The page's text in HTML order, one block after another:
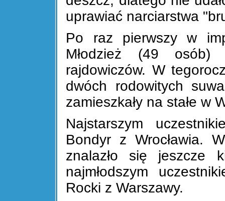
uprawiać narciarstwa
Po raz pierwszy w
Młodzież (49 osób)
rajdowiczów. W
dwóch rodowitych
zamieszkały na stałe w
Najstarszym
Bondyr z Wrocławia.
znalazło się jeszcze
najmłodszym
Rocki z Warszawy.